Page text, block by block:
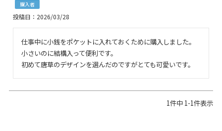
購入者
投稿日 2026/03/28
仕事中に小銭をポケットに入れておくために購入しました。
小さいのに結構入って便利です。
初めて唐草のデザインを選んだのですがとても可愛いです。
1件中 1-1件表示